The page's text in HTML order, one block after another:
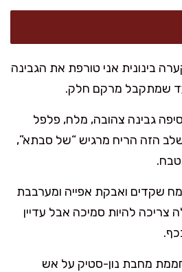
בינונית אני טורפת את הגבינה
שמתקבל מרקם חלק.
גבינה צהובה, מלח, פלפל
הזה הריח מרגיש “של סבתא”,
שקדים ואבקת אפייה ומערבבת
צריכה להיות סמיכה אבל עדיין
מחבת נון-סטיק על אש